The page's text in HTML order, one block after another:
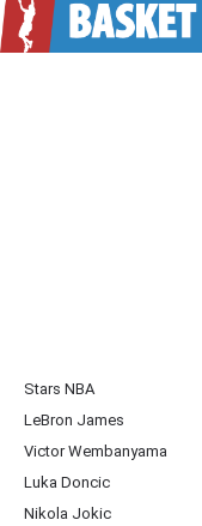
Stars NBA
LeBron James
Victor Wembanyama
Luka Doncic
Nikola Jokic